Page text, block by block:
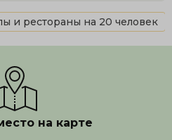
и рестораны на 20 человек
на карте